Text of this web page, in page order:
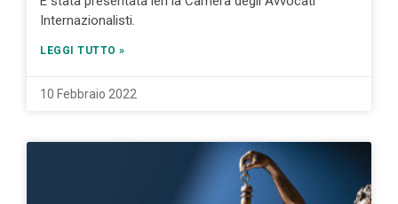
Internazionalisti.
LEGGI TUTTO »
10 Febbraio 2022